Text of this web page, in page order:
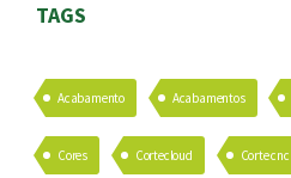
TAGS
Acabamento Acabamentos
Cores Cortecloud Corte cnc